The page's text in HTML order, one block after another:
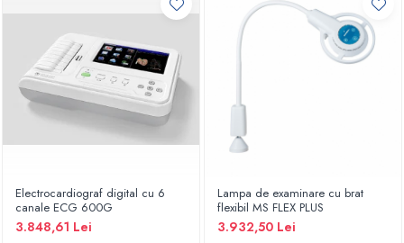
Spirometrie
Turbine
Spirometre
Alte dispozitive respiratorii
Clesti nazali
Investigare si diagnostic
Electrocardiograf digital cu 6
canale ECG 600G
3.848,61 Lei
Lampa de examinare cu brat
flexibil MS FLEX PLUS
3.932,50 Lei